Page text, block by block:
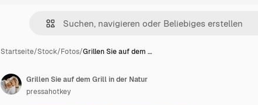
Startseite/Stock/Fotos/Grillen Sie auf dem …
Grillen Sie auf dem Grill in der Natur
pressahotkey